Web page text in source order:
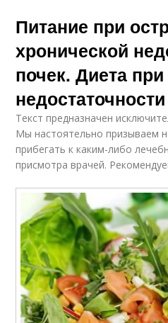
Питание при
хронической
почек. Диета
недостаточности
Текст предназначен
Мы настоятельно призываем
прибегать к каким-либо
присмотра врачей.